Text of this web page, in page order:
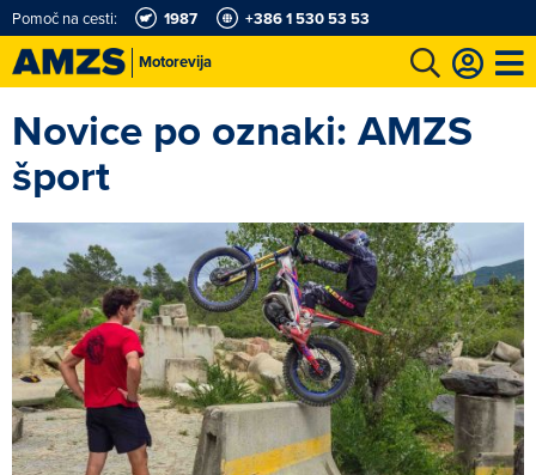
Motorevija
Pomoč na cesti: 1987 +386 1 530 53 53
Karting in motošportni center Najboljši za volanom Moj AMZS
Novice po oznaki: AMZS
šport